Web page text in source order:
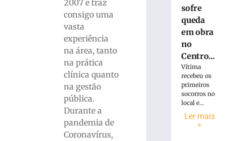
2007 e traz
consigo uma
vasta
experiência
na área, tanto
na prática
clínica quanto
na gestão
pública.
Durante a
pandemia de
Coronavírus,
Casos
sarampo
sobem
sofre
queda
em obra
no
Centro...
Vítima
recebeu os
primeiros
socorros no
local e...
Ler mais
»